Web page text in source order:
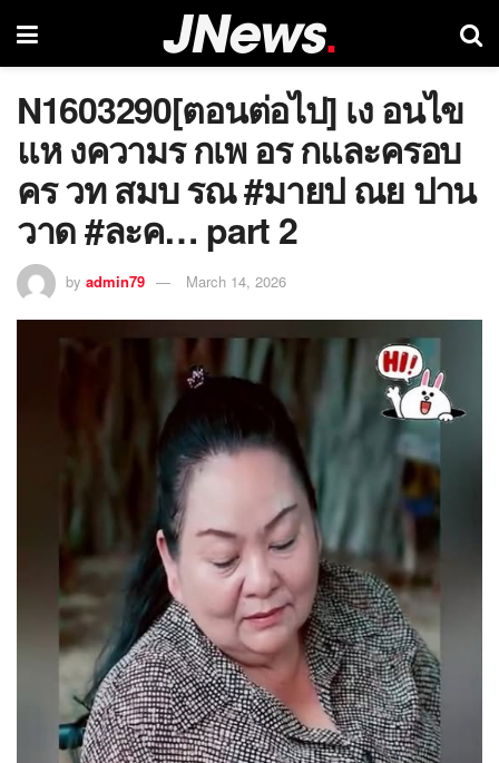
N1603290[ตอนต่อไป] เง อนไข
แห งความร กเพ อร กและครอบ
คร วท สมบ รณ #มายป ณย ปาน
วาด #ละค… part 2
by admin79 March 14, 2026